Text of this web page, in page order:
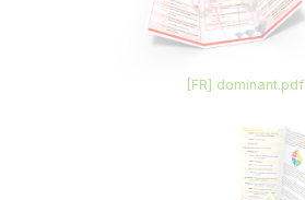
[FR] dominant.pdf